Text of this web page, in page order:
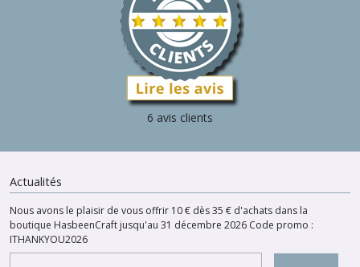
6 avis clients
Actualités
Nous avons le plaisir de vous offrir 10 € dès 35 € d'achats dans la
boutique HasbeenCraft jusqu'au 31 décembre 2026 Code promo :
ITHANKYOU2026